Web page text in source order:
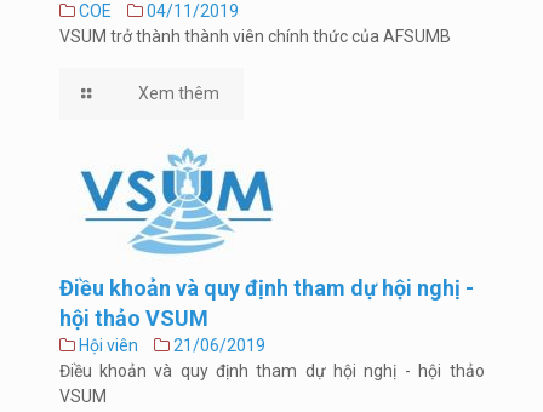
COE
04/11/2019
VSUM trở thành thành viên chính thức của AFSUMB
Xem thêm
Điều khoản và quy định tham dự hội nghị -
hội thảo VSUM
Hội viên
21/06/2019
Điều khoản và quy định tham dự hội nghị - hội thảo
VSUM